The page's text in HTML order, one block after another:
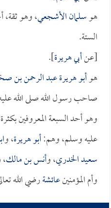
هوسلمان الأشجعي، وهو
الستة.
[عنأبي هريرة].
هوأبو هريرة عبد الرحمن بن
صاحب رسول الله صلى الله
وهو أحد السبعة المعروفين
عليه وسلم، وهم:أبو هريرة، و
سعيد الخدري، وأنس بن مالك
وأم المؤمنينعائشةرضي الله